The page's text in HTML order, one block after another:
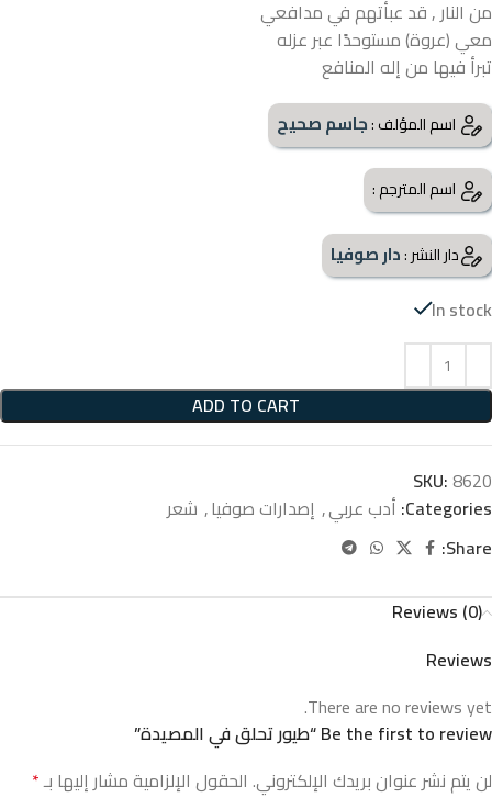
من النار , قد عبأتهم في مدافعي
معي (عروة) مستوحدًا عبر عزله
تبرأ فيها من إله المنافع
اسم المؤلف :جاسم صحيح
اسم المترجم :
دار النشر :دار صوفيا
In stock
ADD TO CART
SKU:8620
Categories: أدب عربي, إصدارات صوفيا, شعر
Share:
Reviews (0)
Reviews
There are no reviews yet.
Be the first to review “طيور تحلق في المصيدة”
لن يتم نشر عنوان بريدك الإلكتروني. الحقول الإلزامية مشار إليها بـ*